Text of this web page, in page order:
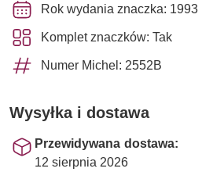
Rok wydania znaczka: 1993
Komplet znaczków: Tak
Numer Michel: 2552B
Wysyłka i dostawa
Przewidywana dostawa:
12 sierpnia 2026